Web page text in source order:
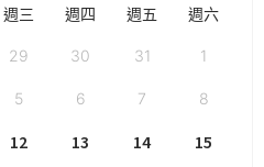
週三 週四 週五 週六
29 30 31 1
5 6 7 8
12 13 14 15